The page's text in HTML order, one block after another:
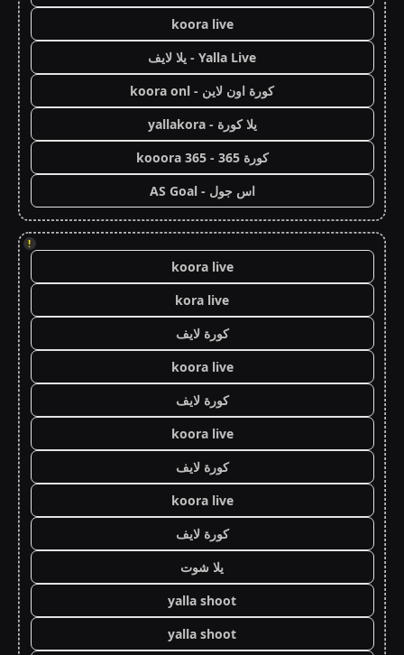
koora live
Yalla Live - يلا لايف
كورة اون لاين - koora onl
يلا كورة - yallakora
كورة 365 - kooora 365
اس جول - AS Goal
!
koora live
kora live
كورة لايف
koora live
كورة لايف
koora live
كورة لايف
koora live
كورة لايف
يلا شوت
yalla shoot
yalla shoot